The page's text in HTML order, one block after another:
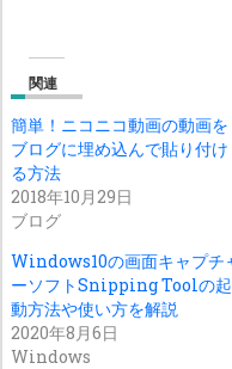
関連
簡単！ニコニコ動画の動画を
ブログに埋め込んで貼り付け
る方法
2018年10月29日
ブログ
Windows10の画面キャプチ
ーソフトSnipping Toolの起
動方法や使い方を解説
2020年8月6日
Windows